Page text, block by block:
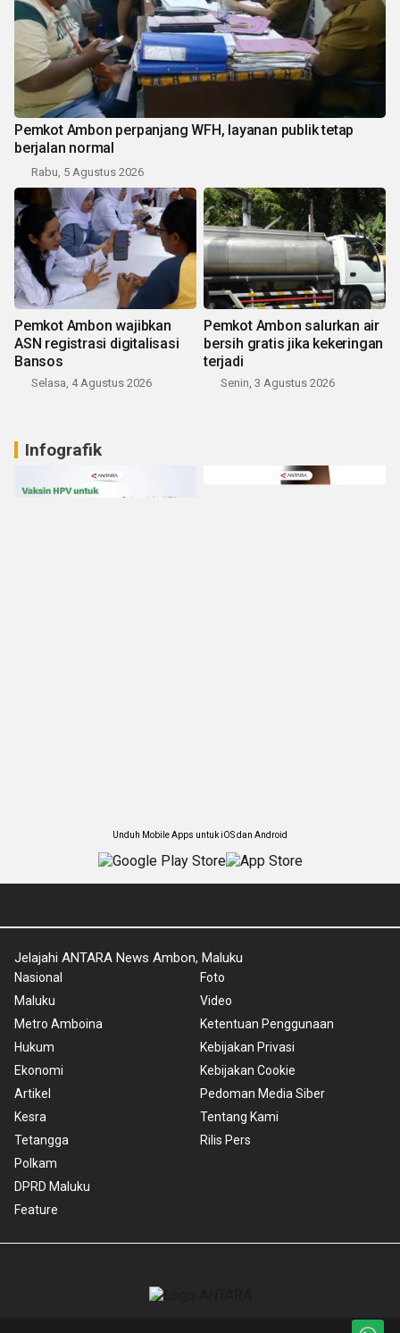
Pemkot Ambon perpanjang WFH, layanan publik tetap
berjalan normal
Rabu, 5 Agustus 2026
Pemkot Ambon wajibkan
ASN registrasi digitalisasi
Bansos
Selasa, 4 Agustus 2026
Pemkot Ambon salurkan air
bersih gratis jika kekeringan
terjadi
Senin, 3 Agustus 2026
Infografik
Unduh Mobile Apps untuk iOS dan Android
Jelajahi ANTARA News Ambon, Maluku
Nasional
Maluku
Metro Amboina
Hukum
Ekonomi
Artikel
Kesra
Tetangga
Polkam
DPRD Maluku
Feature
Foto
Video
Ketentuan Penggunaan
Kebijakan Privasi
Kebijakan Cookie
Pedoman Media Siber
Tentang Kami
Rilis Pers